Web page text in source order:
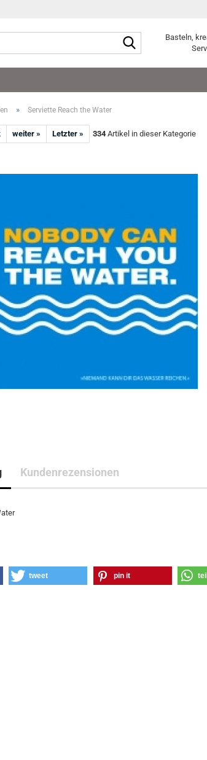
Suche...Basteln,
» Serviette Reach the Water
weiter » Letzter » 334 Artikel in dieser Kategorie
Kundenrezensionen
tweet pin it